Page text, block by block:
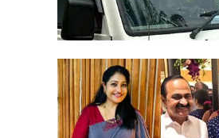
CARTOONS
LITERATURE